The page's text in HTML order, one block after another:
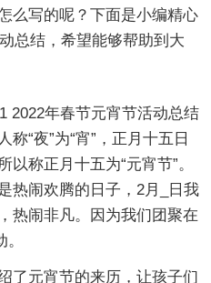
么写的呢？下面是小编精心
总结，希望能够帮助到大
“夜”为“宵”，正月十五日
称正月十五为“元宵节”。
热闹欢腾的日子，2月_日我
热闹非凡。因为我们团聚在
了元宵节的来历，让孩子们
2022年春节元宵节活动总结